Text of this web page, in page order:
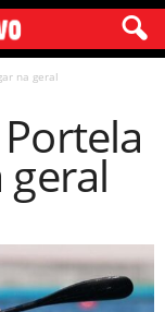
na geral
geral